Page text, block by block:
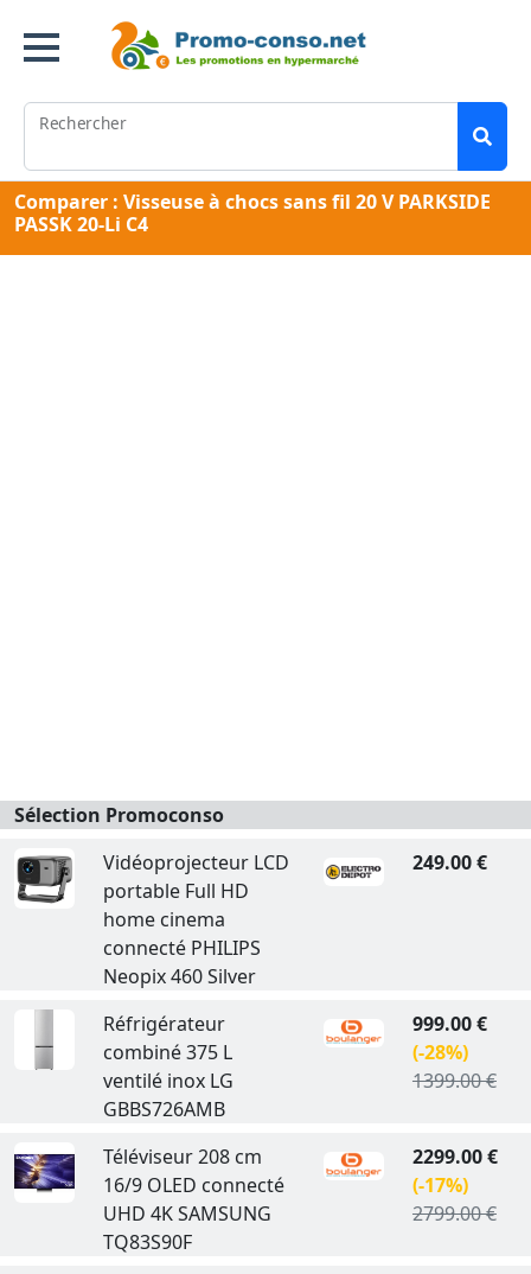
Rechercher
Comparer : Visseuse à chocs sans fil 20 V PARKSIDE
PASSK 20-Li C4
Sélection Promoconso
Vidéoprojecteur LCD
portable Full HD
home cinema
connecté PHILIPS
Neopix 460 Silver
249.00 €
Réfrigérateur
combiné 375 L
ventilé inox LG
GBBS726AMB
999.00 €
(-28%)
1399.00 €
Téléviseur 208 cm
16/9 OLED connecté
UHD 4K SAMSUNG
TQ83S90F
2299.00 €
(-17%)
2799.00 €